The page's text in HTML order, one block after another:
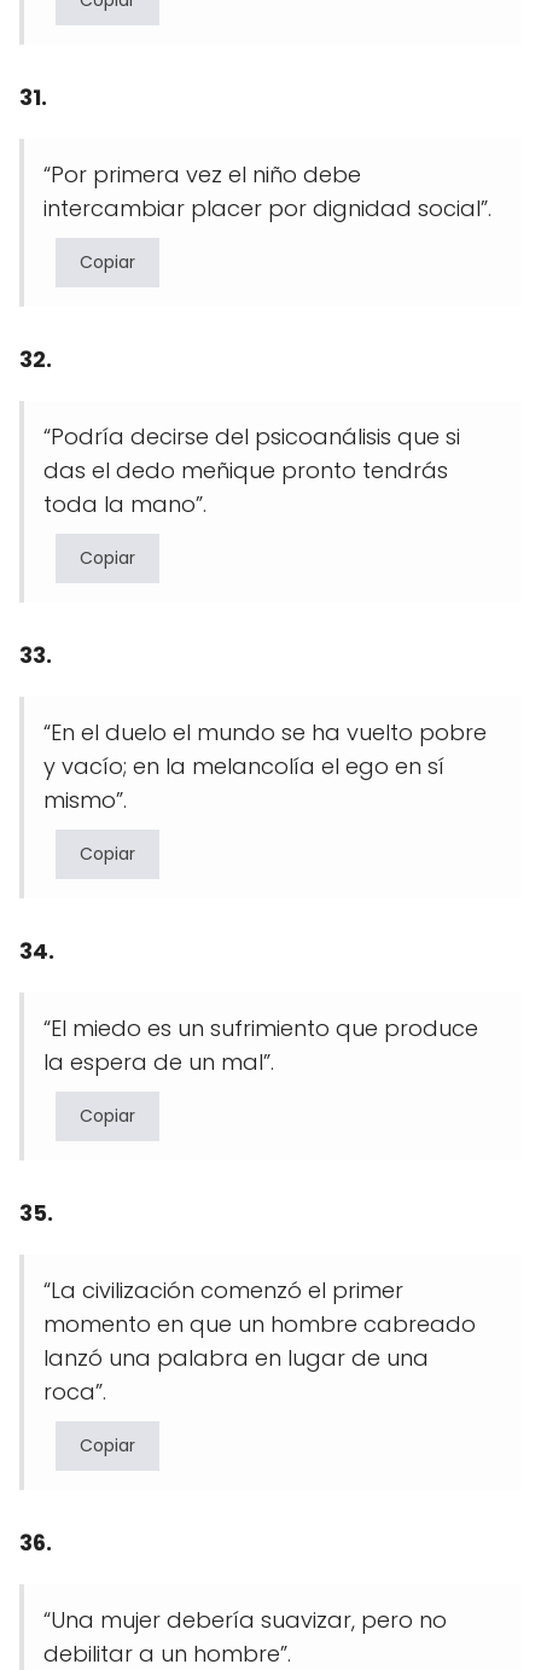
31.
“Por primera vez el niño debe
intercambiar placer por dignidad social”.
Copiar
32.
“Podría decirse del psicoanálisis que si
das el dedo meñique pronto tendrás
toda la mano”.
Copiar
33.
“En el duelo el mundo se ha vuelto pobre
y vacío; en la melancolía el ego en sí
mismo”.
Copiar
34.
“El miedo es un sufrimiento que produce
la espera de un mal”.
Copiar
35.
“La civilización comenzó el primer
momento en que un hombre cabreado
lanzó una palabra en lugar de una
roca”.
Copiar
36.
“Una mujer debería suavizar, pero no
debilitar a un hombre”.